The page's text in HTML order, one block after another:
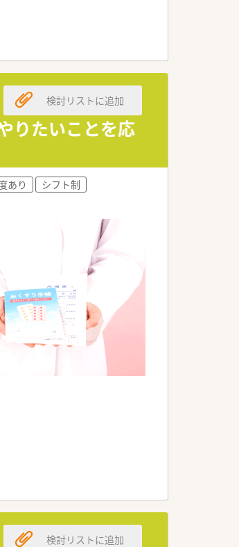
りたいことを応
検討リストに追加
あり
シフト制
検討リストに追加